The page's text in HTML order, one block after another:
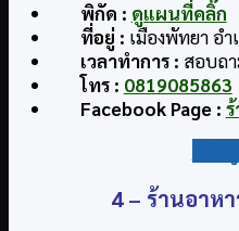
พิกัด : ดูแผนที่คลิ๊ก
ที่อยู่ : เมืองพัทยา อ
เวลาทำการ: สอบถ
โทร : 0819085863
Facebook Page :
4 – ร้านอาห